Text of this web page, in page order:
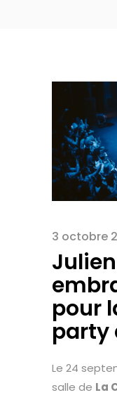
3 octobre
pour
party
Le 24
salle de La